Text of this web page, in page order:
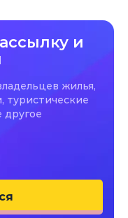
и
жилья,
туристические
другое